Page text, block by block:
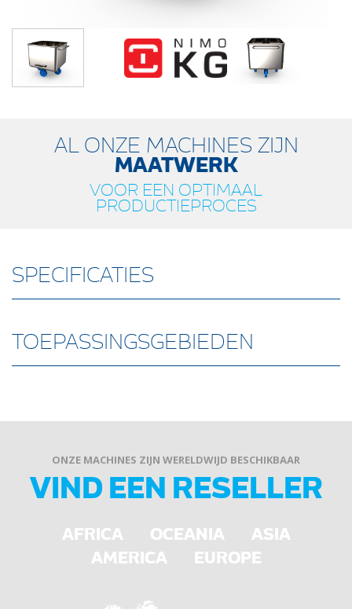
AL ONZE MACHINES ZIJN
MAATWERK
VOOR EEN OPTIMAAL
PRODUCTIEPROCES
SPECIFICATIES
TOEPASSINGSGEBIEDEN
ONZE MACHINES ZIJN WERELDWIJD BESCHIKBAAR
VIND EEN RESELLER
AFRICA OCEANIA
ASIA
AMERICA
EUROPE